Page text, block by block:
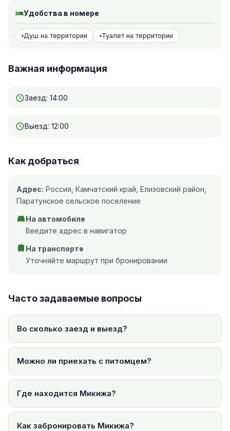
Удобства в номере
Душ на территории Туалет на территории
Важная информация
Заезд: 14:00
Выезд: 12:00
Как добраться
Адрес: Россия, Камчатский край, Елизовский район,
Паратунское сельское поселение
На автомобиле
Введите адрес в навигатор
На транспорте
Уточняйте маршрут при бронировании
Часто задаваемые вопросы
Во сколько заезд и выезд?
Можно ли приехать с питомцем?
Где находится Микижа?
Как забронировать Микижа?